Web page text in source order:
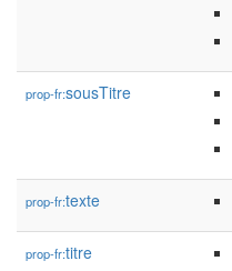
prop-fr:sousTitre
prop-fr:texte
prop-fr:titre